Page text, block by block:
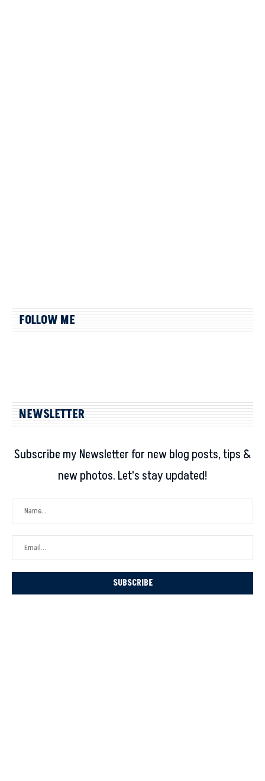
FOLLOW ME
NEWSLETTER
Subscribe my Newsletter for new blog posts, tips &
new photos. Let's stay updated!